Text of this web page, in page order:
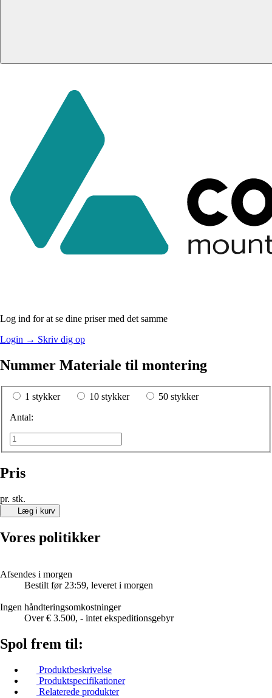
Log ind for at se dine priser med det samme
Login → Skriv dig op
Nummer Materiale til montering
1 stykker 10 stykker
50 stykker
Antal:
Pris
pr. stk.
Læg i kurv
Vores politikker
Afsendes i morgen
Bestilt før 23:59, leveret i morgen
Ingen håndteringsomkostninger
Over € 3.500, - intet ekspeditionsgebyr
Spol frem til:
Produktbeskrivelse
Produktspecifikationer
Relaterede produkter